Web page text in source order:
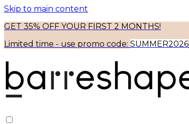
Skip to main content
GET 35% OFF YOUR FIRST 2 MONTHS!
Limited time - use promo code: SUMMER2026